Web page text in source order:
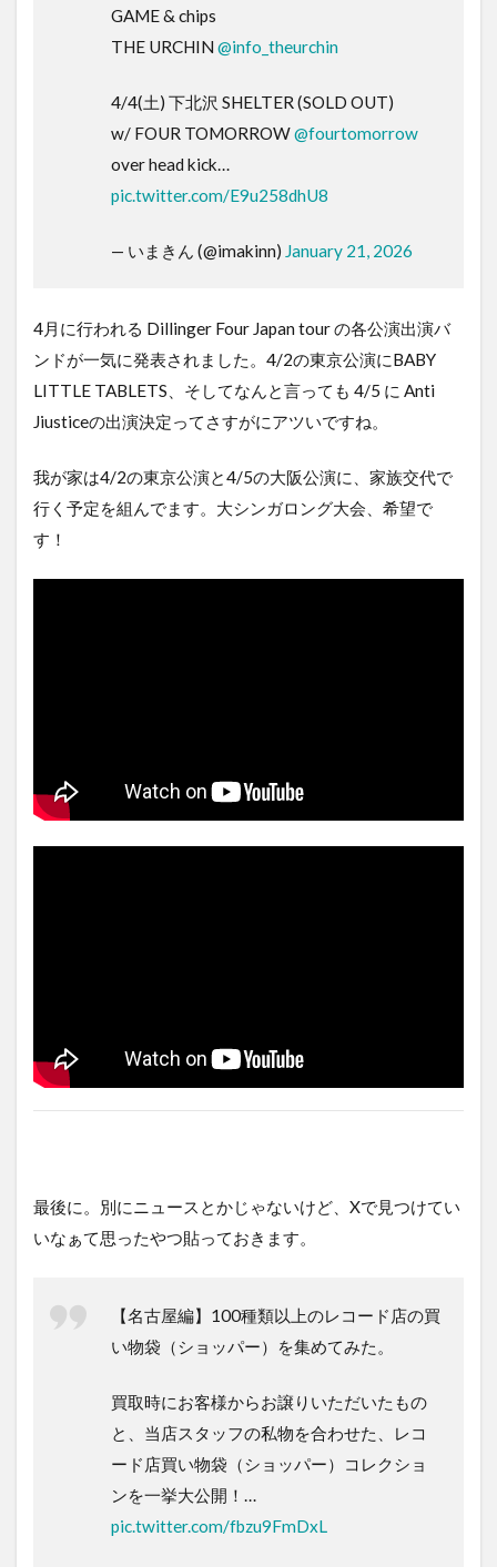
GAME & chips
THE URCHIN@info_theurchin
4/4(土) 下北沢 SHELTER (SOLD OUT)
w/ FOUR TOMORROW@fourtomorrow
over head kick…
pic.twitter.com/E9u258dhU8
— いまきん (@imakinn) January 21, 2026
4月に行われる Dillinger Four Japan tour の各公演出演バ
ンドが一気に発表されました。4/2の東京公演にBABY
LITTLE TABLETS、そしてなんと言っても 4/5 に Anti
Jiusticeの出演決定ってさすがにアツいですね。
我が家は4/2の東京公演と4/5の大阪公演に、家族交代で
行く予定を組んでます。大シンガロング大会、希望で
す！
最後に。別にニュースとかじゃないけど、Xで見つけてい
いなぁて思ったやつ貼っておきます。
【名古屋編】100種類以上のレコード店の買
い物袋（ショッパー）を集めてみた。
買取時にお客様からお譲りいただいたもの
と、当店スタッフの私物を合わせた、レコ
ード店買い物袋（ショッパー）コレクショ
ンを一挙大公開！…
pic.twitter.com/fbzu9FmDxL